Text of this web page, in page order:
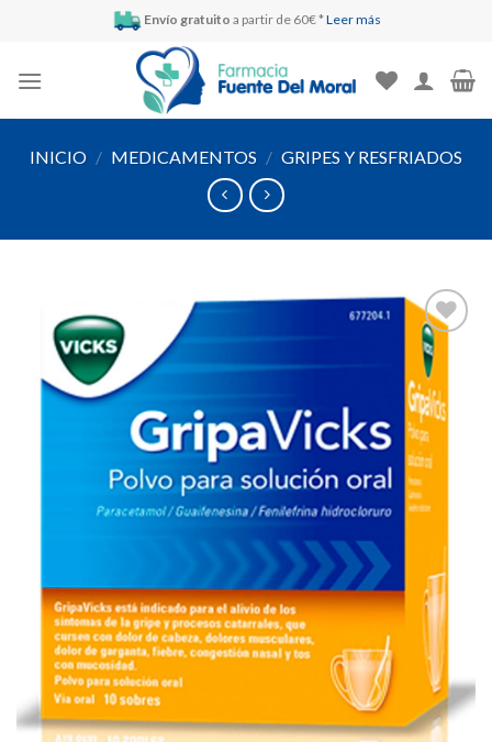
Envío gratuito a partir de 60€ * Leer más
INICIO / MEDICAMENTOS / GRIPES Y RESFRIADOS
Añadir
a la
lista de
deseos